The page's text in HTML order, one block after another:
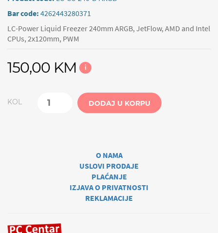
Bar code: 4262443280371
LC-Power Liquid Freezer 240mm ARGB, JetFlow, AMD and Intel
CPUs, 2x120mm, PWM
150,00 KM i
KOL DODAJ U KORPU
O NAMA
USLOVI PRODAJE
PLAĆANJE
IZJAVA O PRIVATNOSTI
REKLAMACIJE